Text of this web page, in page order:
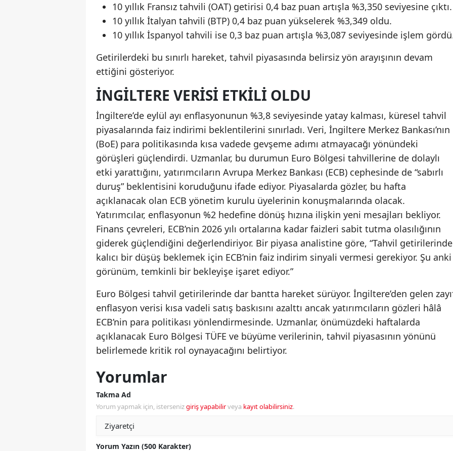
10 yıllık Fransız tahvili (OAT) getirisi 0,4 baz puan artışla %3,350 seviyesine çıktı.
10 yıllık İtalyan tahvili (BTP) 0,4 baz puan yükselerek %3,349 oldu.
10 yıllık İspanyol tahvili ise 0,3 baz puan artışla %3,087 seviyesinde işlem
Getirilerdeki bu sınırlı hareket, tahvil piyasasında belirsiz yön arayışının devam
ettiğini gösteriyor.
İNGILTERE VERISI ETKILI OLDU
İngiltere’de eylül ayı enflasyonunun %3,8 seviyesinde yatay kalması, küresel tahvil
piyasalarında faiz indirimi beklentilerini sınırladı. Veri, İngiltere Merkez Bankası’nın
(BoE) para politikasında kısa vadede gevşeme adımı atmayacağı yönündeki
görüşleri güçlendirdi. Uzmanlar, bu durumun Euro Bölgesi tahvillerine de dolaylı
etki yarattığını, yatırımcıların Avrupa Merkez Bankası (ECB) cephesinde de “sabırlı
duruş” beklentisini koruduğunu ifade ediyor. Piyasalarda gözler, bu hafta
açıklanacak olan ECB yönetim kurulu üyelerinin konuşmalarında olacak.
Yatırımcılar, enflasyonun %2 hedefine dönüş hızına ilişkin yeni mesajları bekliyor.
Finans çevreleri, ECB’nin 2026 yılı ortalarına kadar faizleri sabit tutma olasılığının
giderek güçlendiğini değerlendiriyor. Bir piyasa analistine göre, “Tahvil getirilerinde
kalıcı bir düşüş beklemek için ECB’nin faiz indirim sinyali vermesi gerekiyor. Şu anki
görünüm, temkinli bir bekleyişe işaret ediyor.”
Euro Bölgesi tahvil getirilerinde dar bantta hareket sürüyor. İngiltere’den gelen
enflasyon verisi kısa vadeli satış baskısını azalttı ancak yatırımcıların gözleri hâlâ
ECB’nin para politikası yönlendirmesinde. Uzmanlar, önümüzdeki haftalarda
açıklanacak Euro Bölgesi TÜFE ve büyüme verilerinin, tahvil piyasasının yönünü
belirlemede kritik rol oynayacağını belirtiyor.
Yorumlar
Takma Ad
Yorum yapmak için, istersenizgiriş yapabilirveya kayıt olabilirsiniz.
Yorum Yazın (500 Karakter)